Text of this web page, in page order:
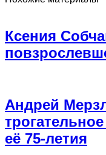
Ксения
Андрей
её 75-летия